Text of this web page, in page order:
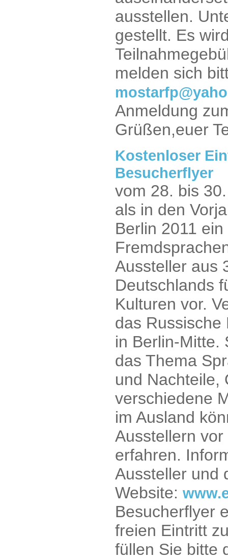
ausstellen.
gestellt. Es
melden sich
Anmeldung
Grüßen,euer
Kostenloser
Besucherflyer
vom 28. bis
als in den
Berlin 2011
Aussteller aus
Deutschlands
Kulturen vor.
das Russische
in Berlin-Mitte.
das Thema
und Nachteile,
verschiedene
im Ausland
Ausstellern
erfahren.
Aussteller und
Website:
Besucherflyer
freien Eintritt
füllen Sie bitte